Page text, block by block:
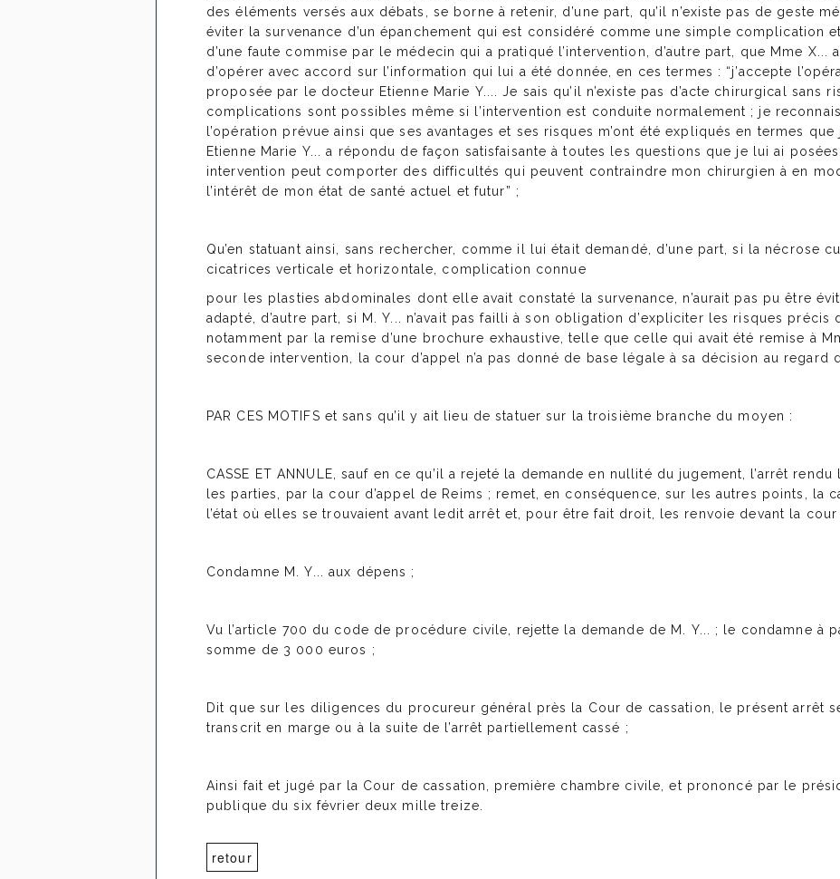
des éléments versés aux débats, se borne à retenir, d’une part, qu’il n’existe pas de geste
éviter la survenance d’un épanchement qui est considéré comme une simple complication
d’une faute commise par le médecin qui a pratiqué l’intervention, d’autre part, que Mme X...
d’opérer avec accord sur l’information qui lui a été donnée, en ces termes : “j’accepte
proposée par le docteur Etienne Marie Y.... Je sais qu’il n’existe pas d’acte chirurgical sans
complications sont possibles même si l’intervention est conduite normalement ; je
l’opération prévue ainsi que ses avantages et ses risques m’ont été expliqués en termes
Etienne Marie Y... a répondu de façon satisfaisante à toutes les questions que je lui ai
intervention peut comporter des difficultés qui peuvent contraindre mon chirurgien à en
l’intérêt de mon état de santé actuel et futur” ;
Qu’en statuant ainsi, sans rechercher, comme il lui était demandé, d’une part, si la nécrose
cicatrices verticale et horizontale, complication connue
pour les plasties abdominales dont elle avait constaté la survenance, n’aurait pas pu être
adapté, d’autre part, si M. Y... n’avait pas failli à son obligation d’expliciter les risques précis
notamment par la remise d’une brochure exhaustive, telle que celle qui avait été remise à
seconde intervention, la cour d’appel n’a pas donné de base légale à sa décision au regard
PAR CES MOTIFS et sans qu’il y ait lieu de statuer sur la troisième branche du moyen :
CASSE ET ANNULE, sauf en ce qu’il a rejeté la demande en nullité du jugement, l’arrêt rendu
les parties, par la cour d’appel de Reims ; remet, en conséquence, sur les autres points, la
l’état où elles se trouvaient avant ledit arrêt et, pour être fait droit, les renvoie devant la cour
Condamne M. Y... aux dépens ;
Vu l’article 700 du code de procédure civile, rejette la demande de M. Y... ; le condamne à
somme de 3 000 euros ;
Dit que sur les diligences du procureur général près la Cour de cassation, le présent arrêt
transcrit en marge ou à la suite de l’arrêt partiellement cassé ;
Ainsi fait et jugé par la Cour de cassation, première chambre civile, et prononcé par le
publique du six février deux mille treize.
retour